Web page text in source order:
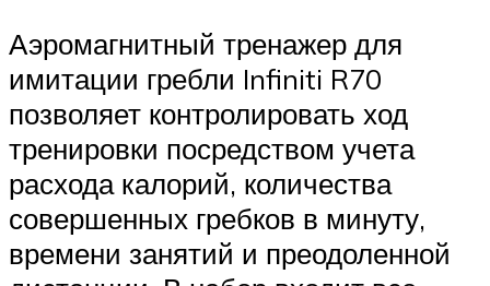
Аэромагнитный тренажер для
имитации гребли Infiniti R70
позволяет контролировать ход
тренировки посредством учета
расхода калорий, количества
совершенных гребков в минуту,
времени занятий и преодоленной